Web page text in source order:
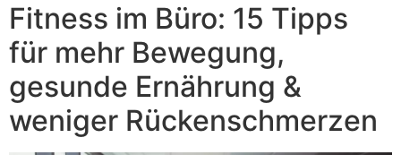
Fitness im Büro: 15 Tipps
für mehr Bewegung,
gesunde Ernährung &
weniger Rückenschmerzen